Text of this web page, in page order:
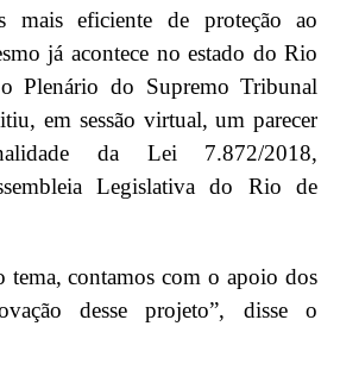
mais eficiente de proteção ao
já acontece no estado do Rio
Plenário do Supremo Tribunal
em sessão virtual, um parecer
da Lei 7.872/2018,
Legislativa do Rio de
tema, contamos com o apoio dos
desse projeto”, disse o